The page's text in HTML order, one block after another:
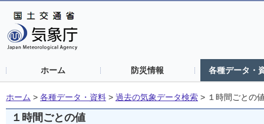
ホーム 防災情報 各種データ・
ホーム > 各種データ・資料 > 過去の気象データ検索 > １時間ごとの
１時間ごとの値